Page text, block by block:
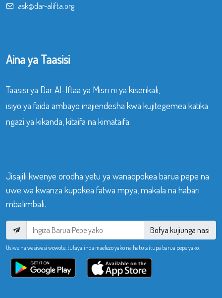
ask@dar-alifta.org
Aina ya Taasisi
Taasisi ya Dar Al-Iftaa ya Misri ni ya kiserikali,
isiyo ya faida ambayo inajiendesha kwa kujitegemea katika
ngazi ya kikanda, kitaifa na kimataifa.
Jisajili kwenye orodha yetu ya wanaopokea barua pepe na
uwe wa kwanza kupokea fatwa mpya, makala na habari
mbalimbali.
Bofya kujiunga nasi
Usiwe na wasiwasi wowote, tutayalinda maelezo yako na hatutaitupa barua pepe yako.